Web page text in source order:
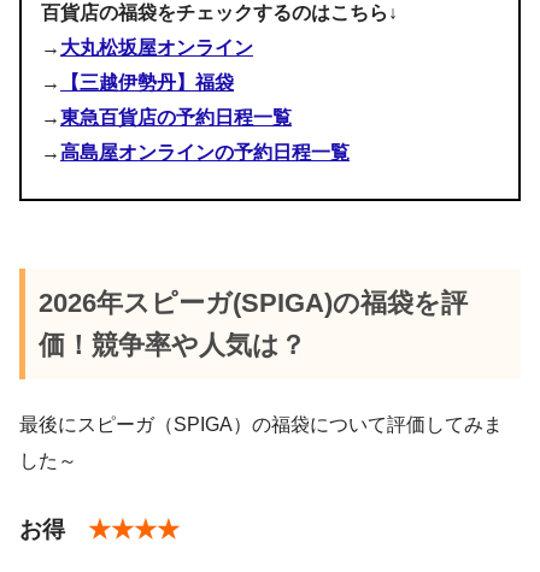
pic.twitter.com/uCsuPdY7gN
January 1, 2019
January 9, 2019
#セシルマクビー
百貨店の福袋をチェックするのはこちら↓
→ 大丸松坂屋オンライン
→
【三越伊勢丹】福袋
→東急百貨店の予約日程一覧
→高島屋オンラインの予約日程一覧
2026年スピーガ(SPIGA)の福袋を評
価！競争率や人気は？
最後にスピーガ（SPIGA）の福袋について評価してみま
した～
お得 ★★★★